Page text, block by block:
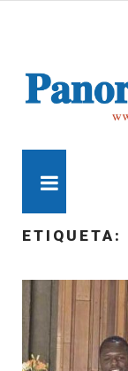
ETIQUETA: